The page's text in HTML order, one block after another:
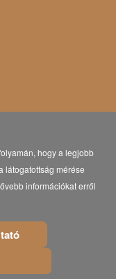
Könyvtár
hogy a legjobb
látogatottság mérése
információkat erről